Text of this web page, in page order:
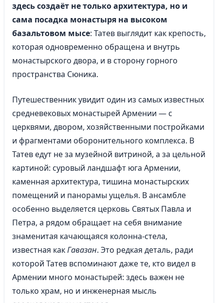
здесь создаёт не только архитектура, но и
сама посадка монастыря на высоком
базальтовом мысе: Татев выглядит как крепость,
которая одновременно обращена и внутрь
монастырского двора, и в сторону горного
пространства Сюника.
Путешественник увидит один из самых известных
средневековых монастырей Армении — с
церквями, двором, хозяйственными постройками
и фрагментами оборонительного комплекса. В
Татев едут не за музейной витриной, а за цельной
картиной: суровый ландшафт юга Армении,
каменная архитектура, тишина монастырских
помещений и панорамы ущелья. В ансамбле
особенно выделяется церковь Святых Павла и
Петра, а рядом обращает на себя внимание
знаменитая качающаяся колонна-стела,
известная какГавазан. Это редкая деталь, ради
которой Татев вспоминают даже те, кто видел в
Армении много монастырей: здесь важен не
только храм, но и инженерная мысль